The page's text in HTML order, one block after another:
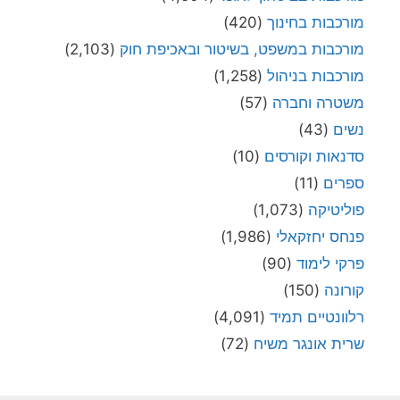
מורכבות בחינוך (420)
מורכבות במשפט, בשיטור ובאכיפת חוק (2,103)
מורכבות בניהול (1,258)
משטרה וחברה (57)
נשים (43)
סדנאות וקורסים (10)
ספרים (11)
פוליטיקה (1,073)
פנחס יחזקאלי (1,986)
פרקי לימוד (90)
קורונה (150)
רלוונטיים תמיד (4,091)
שרית אונגר משיח (72)